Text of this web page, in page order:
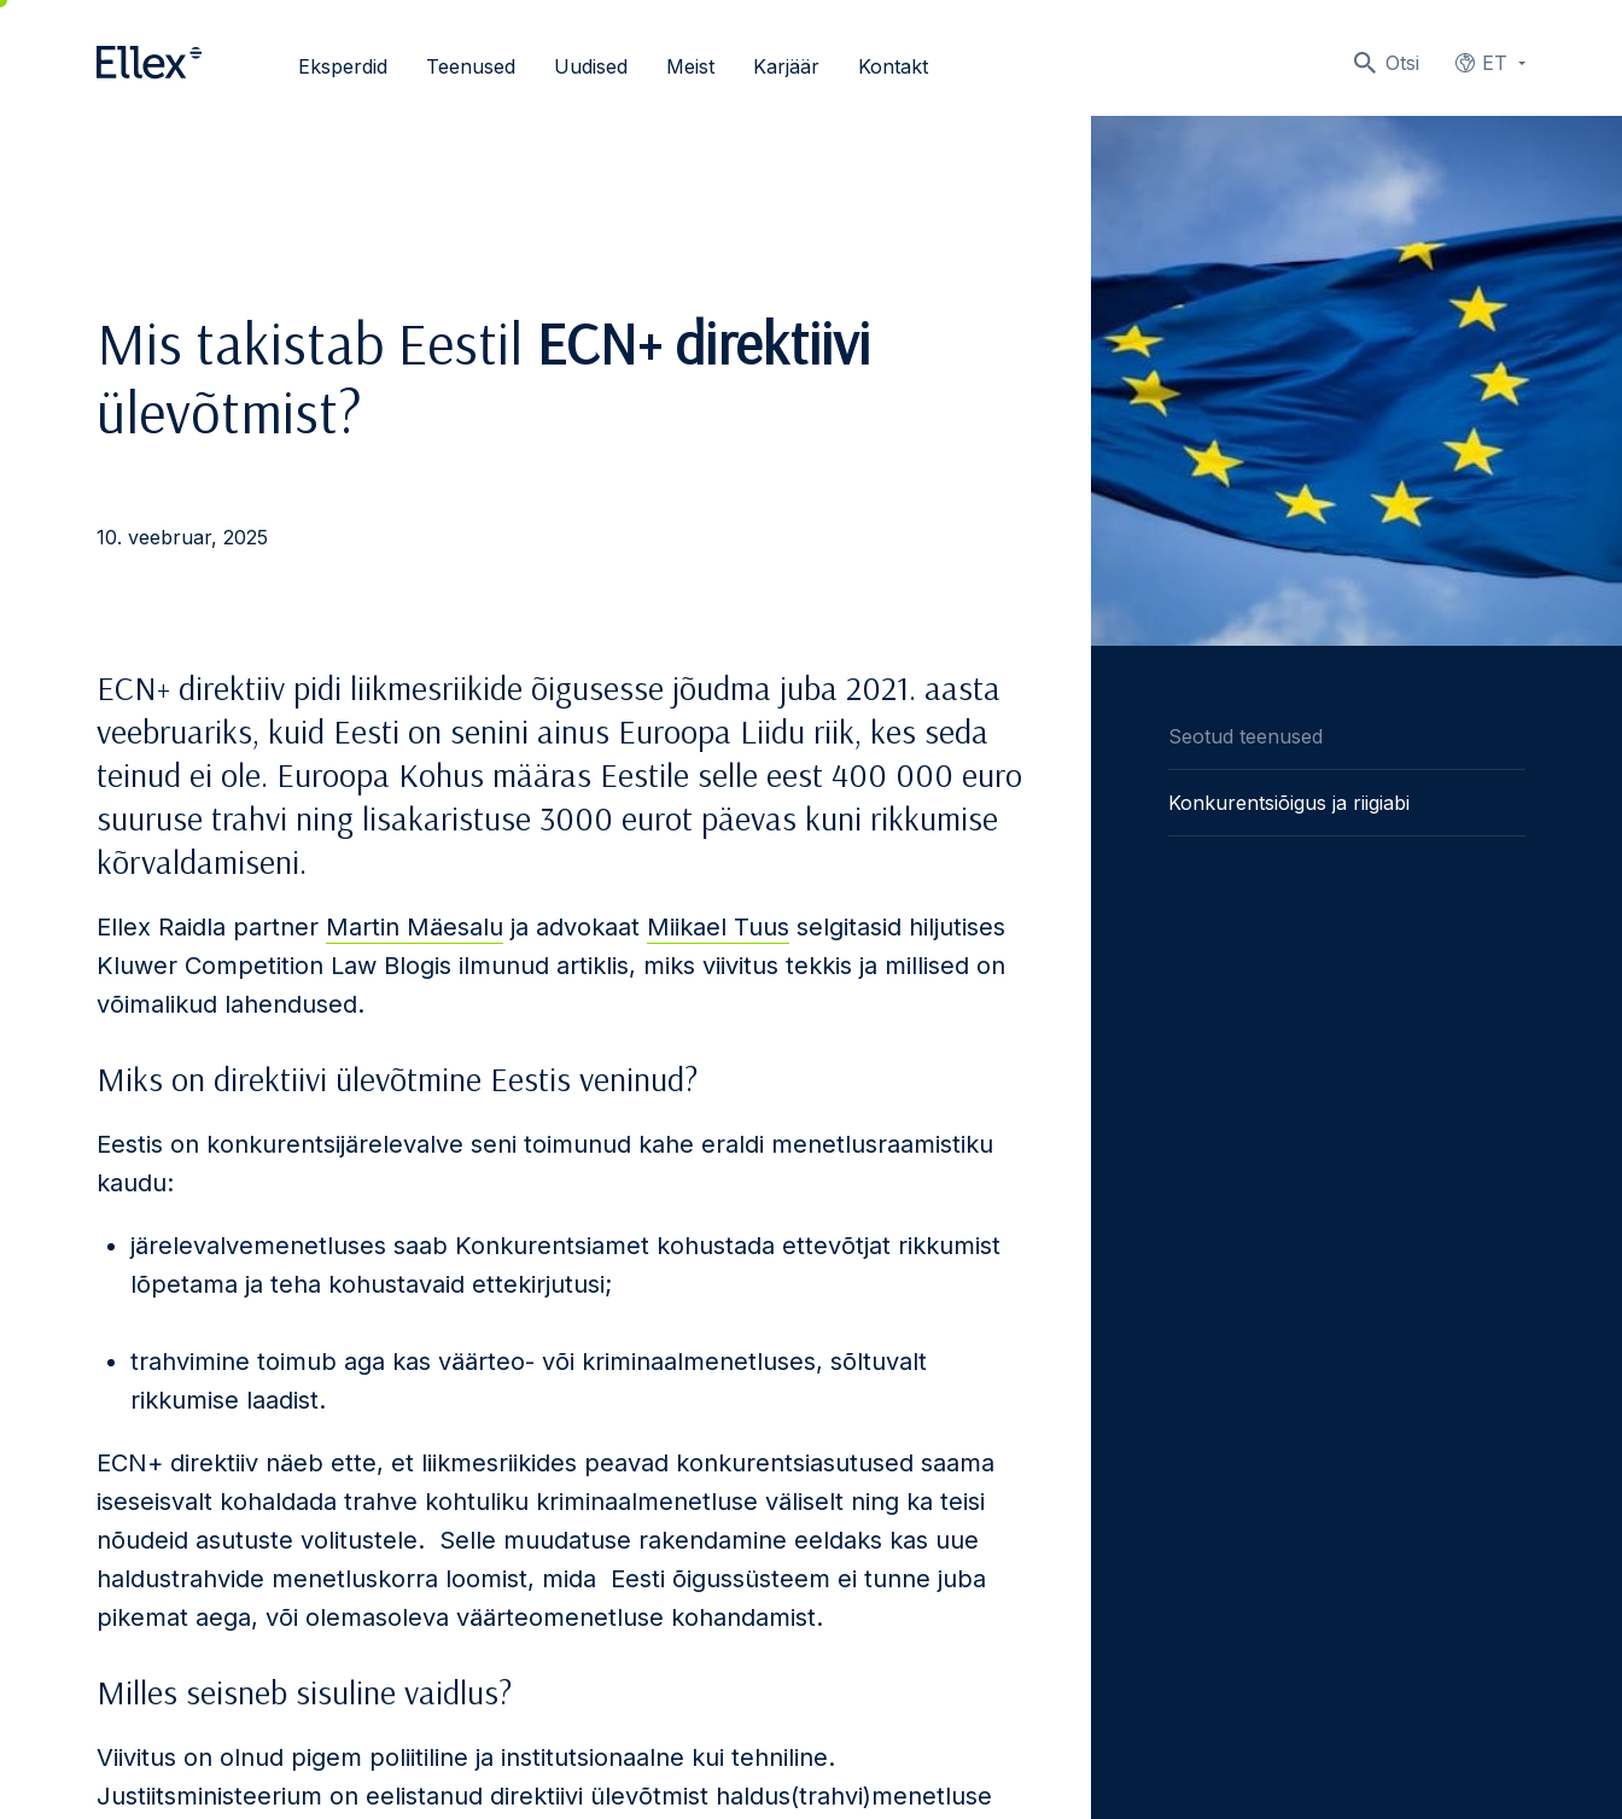
Otsi ET
Eksperdid Teenused Uudised Meist Karjäär Kontakt
Mis takistab Eestil ECN+ direktiivi
ülevõtmist?
10. veebruar, 2025
ECN+ direktiiv pidi liikmesriikide õigusesse jõudma juba 2021. aasta
veebruariks, kuid Eesti on senini ainus Euroopa Liidu riik, kes seda
teinud ei ole. Euroopa Kohus määras Eestile selle eest 400 000 euro
suuruse trahvi ning lisakaristuse 3000 eurot päevas kuni rikkumise
kõrvaldamiseni.
Ellex Raidla partner Martin Mäesalu ja advokaat Miikael Tuus selgitasid hiljutises
Kluwer Competition Law Blogis ilmunud artiklis, miks viivitus tekkis ja millised on
võimalikud lahendused.
Miks on direktiivi ülevõtmine Eestis veninud?
Eestis on konkurentsijärelevalve seni toimunud kahe eraldi menetlusraamistiku
kaudu:
järelevalvemenetluses saab Konkurentsiamet kohustada ettevõtjat rikkumist
lõpetama ja teha kohustavaid ettekirjutusi;
trahvimine toimub aga kas väärteo- või kriminaalmenetluses, sõltuvalt
rikkumise laadist.
ECN+ direktiiv näeb ette, et liikmesriikides peavad konkurentsiasutused saama
iseseisvalt kohaldada trahve kohtuliku kriminaalmenetluse väliselt ning ka teisi
nõudeid asutuste volitustele. Selle muudatuse rakendamine eeldaks kas uue
haldustrahvide menetluskorra loomist, mida Eesti õigussüsteem ei tunne juba
pikemat aega, või olemasoleva väärteomenetluse kohandamist.
Milles seisneb sisuline vaidlus?
Viivitus on olnud pigem poliitiline ja institutsionaalne kui tehniline.
Justiitsministeerium on eelistanud direktiivi ülevõtmist haldus(trahvi)menetluse
Seotud teenused
Konkurentsiõigus ja riigiabi